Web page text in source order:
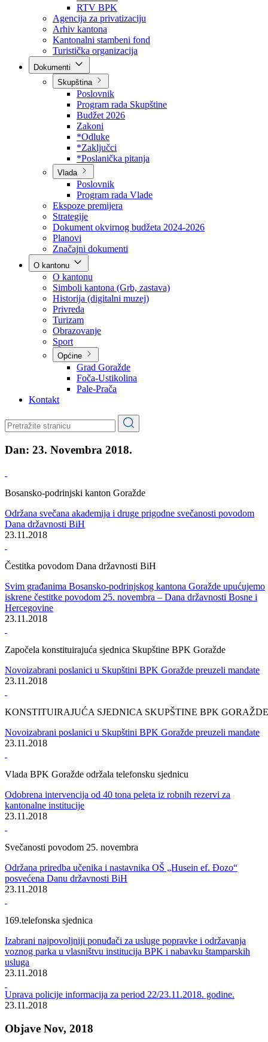
Direkcija za šumarstvo
Javna preduzeća
BPK šume
RTV BPK
Agencija za privatizaciju
Arhiv kantona
Kantonalni stambeni fond
Turistička organizacija
Skupština
Poslovnik
Program rada Skupštine
Budžet 2026
Zakoni
*Odluke
*Zaključci
*Poslanička pitanja
Vlada
Poslovnik
Program rada Vlade
Ekspoze premijera
Strategije
Dokument okvirnog budžeta 2024-2026
Planovi
Značajni dokumenti
O kantonu
O kantonu
Simboli kantona (Grb, zastava)
Historija (digitalni muzej)
Privreda
Turizam
Obrazovanje
Općine
Pale-Prača
Kontakt
Bosansko-podrinjski kanton Goražde
Održana svečana akademija i druge prigodne svečanosti povodom
Dana državnosti BiH
23.11.2018